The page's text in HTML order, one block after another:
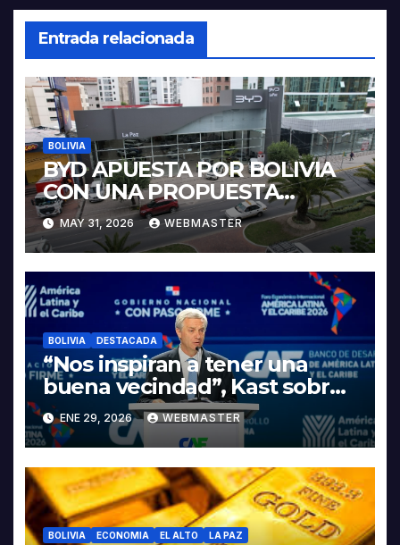
Entrada relacionada
BOLIVIA
BYD APUESTA POR BOLIVIA
CON UNA PROPUESTA
INTEGRAL PARA IMPULSAR
LA ELECTROMOVILIDAD Y LA
INDUSTRIALIZACIÓN DEL
LITIO
MAY 31, 2026 WEBMASTER
BOLIVIA DESTACADA
“Nos inspiran a tener una
buena vecindad”, Kast sobre
discurso del presidente
Rodrigo Paz
ENE 29, 2026 WEBMASTER
BOLIVIA ECONOMIA EL ALTO LA PAZ